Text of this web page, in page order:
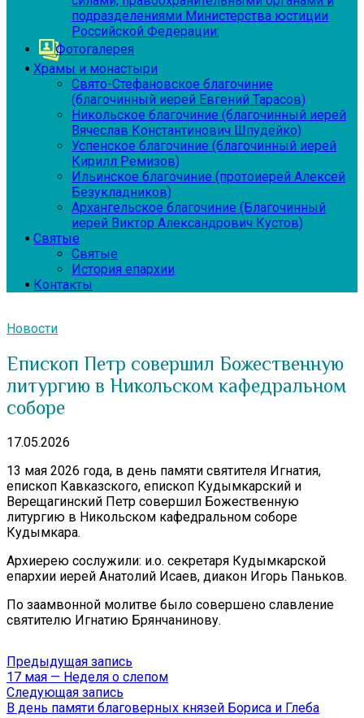
подразделениями Министерства юстиции
Российской Федерации:
Фотогалерея
Храмы и монастыри
Свято-Стефановское благочиние
(благочинный иерей Евгений Тарасов)
Никольское благочиние (благочинный иерей
Вячеслав Константинович Шпудейко)
Успенское благочиние (благочинный иерей
Кирилл Ремизов)
Ильинское благочиние (протоиерей Алексей
Безукладников)
Архангельское благочиние (Благочинный
иерей Виктор Александрович Кустов)
Святые
Святые
История епархии
Контакты
Новости
Епископ Петр совершил Божественную
литургию в Никольском кафедральном
соборе
17.05.2026
13 мая 2026 года, в день памяти святителя Игнатия,
епископ Кавказского, епископ Кудымкарский и
Верещагинский Петр совершил Божественную
литургию в Никольском кафедральном соборе
Кудымкара.
Архиерею сослужили: и.о. секретаря Кудымкарской
епархии иерей Анатолий Исаев, диакон Игорь Паньков.
По заамвонной молитве было совершено славление
святителю Игнатию Брянчанинову.
Навигация
по
записям
Предыдущая запись
запись:
17 мая — Неделя о слепом
Следующая запись
запись:
В день памяти благоверных князей Бориса и Глеба